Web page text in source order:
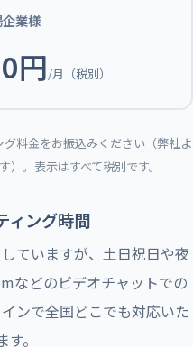
企業様
円/月（税別）
料金をお振込みください（弊社よ
）。表示はすべて税別です。
ィング時間
ていますが、土日祝日や夜
などのビデオチャットでの
ンで全国どこでも対応いた
す。